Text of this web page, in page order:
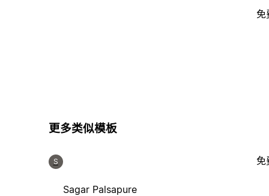
免
更多类似模板
S
Sagar Palsapure
免